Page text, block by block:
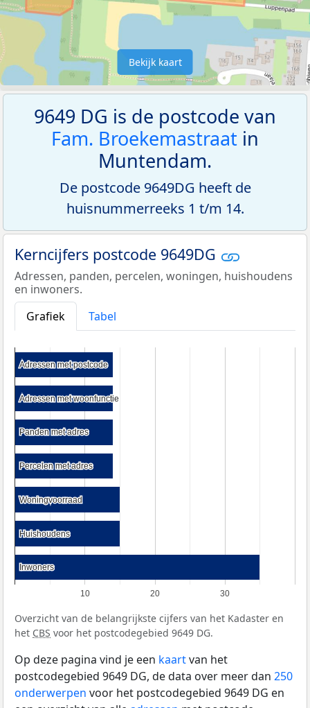
Bekijk kaart
9649 DG is de postcode van
Fam. Broekemastraat in
Muntendam.
De postcode 9649DG heeft de
huisnummerreeks 1 t/m 14.
Kerncijfers postcode 9649DG
Adressen, panden, percelen, woningen, huishoudens
en inwoners.
Grafiek
Tabel
10 20 30
Adressen met postcode
Adressen met postcode
Adressen met woonfunctie
Adressen met woonfunctie
Panden met adres
Panden met adres
Percelen met adres
Percelen met adres
Woningvoorraad
Woningvoorraad
Huishoudens
Huishoudens
Inwoners
Inwoners
Overzicht van de belangrijkste cijfers van het Kadaster en
het CBS voor het postcodegebied 9649 DG.
Op deze pagina vind je een kaartvan het
postcodegebied 9649 DG, de data over meer dan 250
onderwerpen voor het postcodegebied 9649 DG en